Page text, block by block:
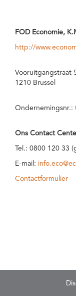
FOD Economie,
http://
Vooruitgangstraat
1210 Brussel
Ondernemingsnr.:
Ons Contact
Tel.: 0800 120 33
E-mail:
Contactformulier